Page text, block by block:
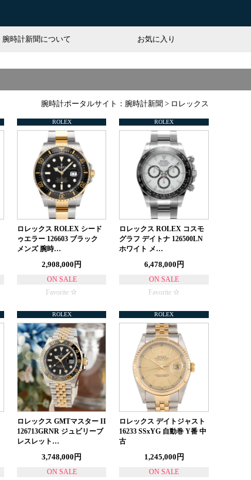
腕時計新聞について お気に入り
腕時計ポータルサイト：腕時計新聞 > ロレックス
ROLEX
ロレックス ROLEX シード
ゥエラー 126603 ブラック
メンズ 腕時…
2,908,000円
ON SALE
Favorite
ROLEX
ロレックス ROLEX コスモ
グラフ デイトナ 126500LN
ホワイト メ…
6,478,000円
ON SALE
Favorite
ROLEX
ロレックス GMTマスター II
126713GRNR ジュビリーブ
レスレット…
3,748,000円
ON SALE
ROLEX
ロレックス デイトジャスト
16233 SSxYG 自動巻 Y番 中
古
1,245,000円
ON SALE